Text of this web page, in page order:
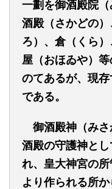
一劃を御酒殿院（
酒殿（さかどの）
ろ）、 倉（くら）
屋 （おほゐや） 等
のてあるが、現
である。
御酒殿神 （み
酒殿の守護神と
れ、皇大神宮の
より作られる所か